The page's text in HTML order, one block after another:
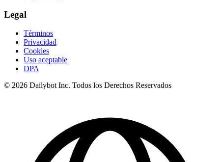
Legal
Términos
Privacidad
Cookies
Uso aceptable
DPA
© 2026 Dailybot Inc. Todos los Derechos Reservados